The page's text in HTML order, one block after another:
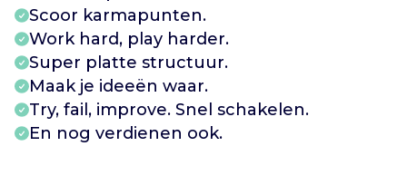
Scoor karmapunten.
Work hard, play harder.
Super platte structuur.
Maak je ideeën waar.
Try, fail, improve. Snel schakelen.
En nog verdienen ook.